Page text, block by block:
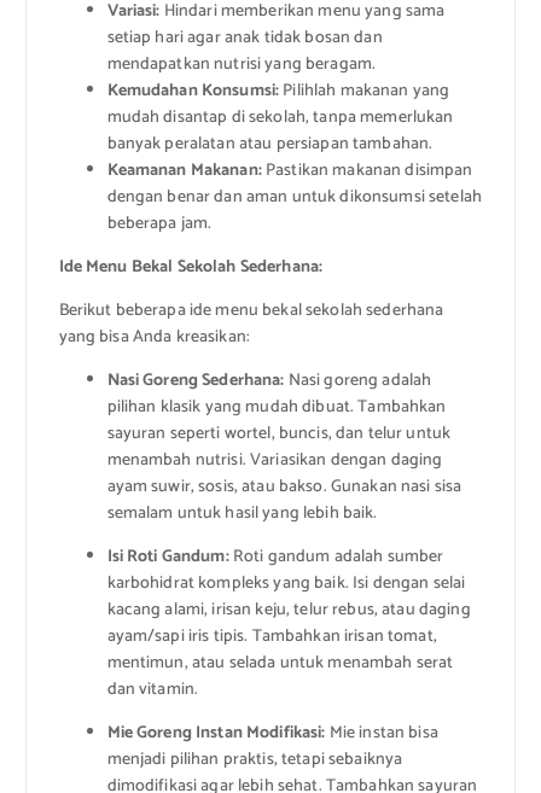
Variasi: Hindari memberikan menu yang sama
setiap hari agar anak tidak bosan dan
mendapatkan nutrisi yang beragam.
Kemudahan Konsumsi:Pilihlah makanan yang
mudah disantap di sekolah, tanpa memerlukan
banyak peralatan atau persiapan tambahan.
Keamanan Makanan:Pastikan makanan disimpan
dengan benar dan aman untuk dikonsumsi setelah
beberapa jam.
Ide Menu Bekal Sekolah Sederhana:
Berikut beberapa ide menu bekal sekolah sederhana
yang bisa Anda kreasikan:
Nasi Goreng Sederhana: Nasi goreng adalah
pilihan klasik yang mudah dibuat. Tambahkan
sayuran seperti wortel, buncis, dan telur untuk
menambah nutrisi. Variasikan dengan daging
ayam suwir, sosis, atau bakso. Gunakan nasi sisa
semalam untuk hasil yang lebih baik.
Isi Roti Gandum:Roti gandum adalah sumber
karbohidrat kompleks yang baik. Isi dengan selai
kacang alami, irisan keju, telur rebus, atau daging
ayam/sapi iris tipis. Tambahkan irisan tomat,
mentimun, atau selada untuk menambah serat
dan vitamin.
Mie Goreng Instan Modifikasi: Mie instan bisa
menjadi pilihan praktis, tetapi sebaiknya
dimodifikasi agar lebih sehat. Tambahkan sayuran